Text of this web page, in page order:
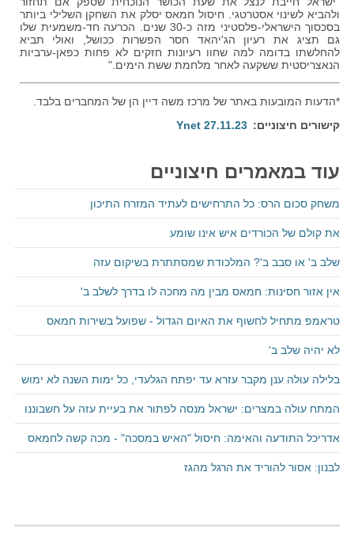
ולהביא לשינוי אסטרטגי. חיסול חמאס יסלק את השחקן השלילי ביותר
בסכסוך הישראלי-פלסטיני מזה כ-30 שנים. הכרעה חד-משמעית שלו
גם תציג את רעיון הג'יהאד חסר הפשרות ככושל, ואולי תביא
להחלשתו בדומה למה שחוו רעיונות חזקים לא פחות כפאן-ערביות
הנאצריסטית ששקעה לאחר מלחמת ששת הימים."
*הדעות המובעות באתר של מרכז משה דיין הן של המחברים בלבד.
קישורים חיצוניים
Ynet 27.11.23
עוד במאמרים חיצוניים
משחק סכום הרס: כל התרחישים לעתיד המזרח התיכון
את קולם של הכורדים איש אינו שומע
שלב ב' או סבב ב'? המלכודת שמסתתרת בשיקום עזה
אין אזור חסינות: חמאס מבין מה מחכה לו בדרך לשלב ב'
טראמפ מתחיל לחשוף את האיום הגדול - שפועל בשירות חמאס
לא יהיה שלב ב'
בלילה עולה ענן מקבר עזרא עד יפתח הגלעדי, כל ימות השנה לא ימוש
המתח עולה במצרים: ישראל מנסה לפתור את בעיית עזה על חשבוננו
אדריכל התודעה והאימה: חיסול "האיש במסכה" - מכה קשה לחמאס
לבנון: אסור להוריד את הרגל מהגז